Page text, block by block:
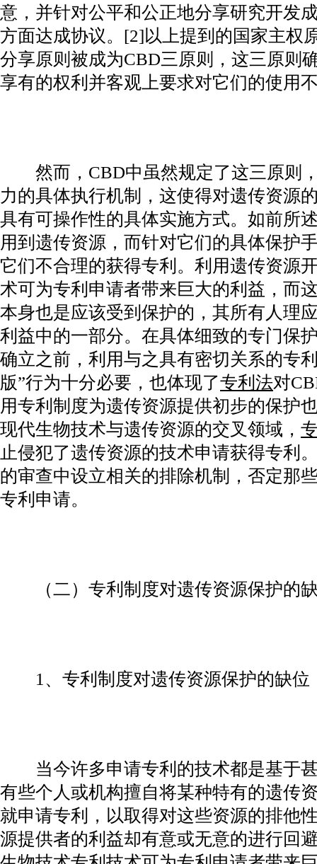
意，并针对公平和公正地分享研究开发
方面达成协议。[2]以上提到的国家主权
分享原则被成为CBD三原则，这三原则
享有的权利并客观上要求对它们的使用
然而，CBD中虽然规定了这三原则
力的具体执行机制，这使得对遗传资源
具有可操作性的具体实施方式。如前所
用到遗传资源，而针对它们的具体保护
它们不合理的获得专利。利用遗传资源
术可为专利申请者带来巨大的利益，而
本身也是应该受到保护的，其所有人理
利益中的一部分。在具体细致的专门保
确立之前，利用与之具有密切关系的专
版”行为十分必要，也体现了专利法对
用专利制度为遗传资源提供初步的保护
现代生物技术与遗传资源的交叉领域，
止侵犯了遗传资源的技术申请获得专利
的审查中设立相关的排除机制，否定那
专利申请。
（二）专利制度对遗传资源保护的
1、专利制度对遗传资源保护的缺位
当今许多申请专利的技术都是基于甚
有些个人或机构擅自将某种特有的遗传
就申请专利，以取得对这些资源的排他
源提供者的利益却有意或无意的进行回